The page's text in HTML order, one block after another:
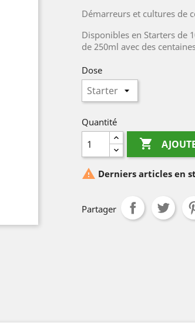
Démarreurs et cultures de
Disponibles en Starters de
de 250ml avec des
Dose
Quantité

 Derniers articles en
Partager